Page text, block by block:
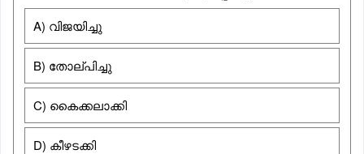
A) വിജയിച്ചു
B) തോല്പിച്ചു
C) കൈക്കലാക്കി
D) കീഴടക്കി